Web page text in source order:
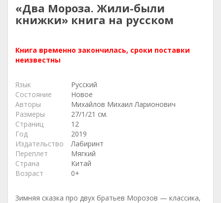
«Два Мороза. Жили-были
книжки» книга на русском
Книга временно закончилась, сроки поставки
неизвестны
Язык
Русский
Состояние
Новое
Авторы
Михайлов Михаил Ларионович
Размеры
27/1/21 см.
Страниц
12
Год
2019
Издательство
Лабиринт
Переплет
Мягкий
Страна
Китай
Возраст
0+
Зимняя сказка про двух братьев Морозов — классика,